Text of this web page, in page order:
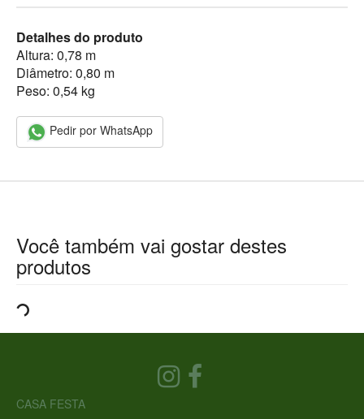
Detalhes do produto
Altura: 0,78 m
Diâmetro: 0,80 m
Peso: 0,54 kg
Pedir por WhatsApp
Você também vai gostar destes
produtos
CASA FESTA